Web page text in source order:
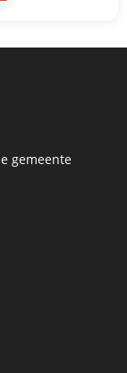
gemeente